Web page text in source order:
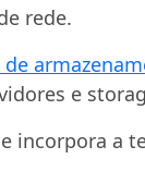
rede.
e
incorpora a